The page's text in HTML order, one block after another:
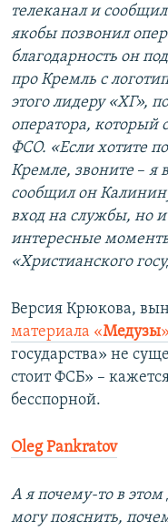
телеканал и
якобы позвонил
благодарность он
про Кремль с
этого лидеру «ХГ»,
оператора, который
ФСО. «Если хотите
Кремле, звоните –​ я
сообщил он
вход на службы, но и
интересные
«Христианского
Версия Крюкова,
материала «Медузы»
государства» не
стоит ФСБ» –
бесспорной.
Oleg Pankratov
А я почему-то в
могу пояснить,